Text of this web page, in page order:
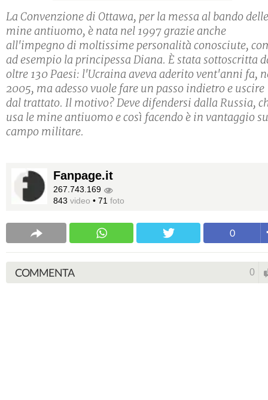
La Convenzione di Ottawa, per la messa al bando delle
mine antiuomo, è nata nel 1997 grazie anche
all'impegno di moltissime personalità conosciute,
ad esempio la principessa Diana. È stata sottoscritta
oltre 130 Paesi: l'Ucraina aveva aderito vent'anni fa,
2005, ma adesso vuole fare un passo indietro e uscire
dal trattato. Il motivo? Deve difendersi dalla Russia,
usa le mine antiuomo e così facendo è in vantaggio
campo militare.
Fanpage.it
267.743.169
843 video • 71 foto
0
COMMENTA 0